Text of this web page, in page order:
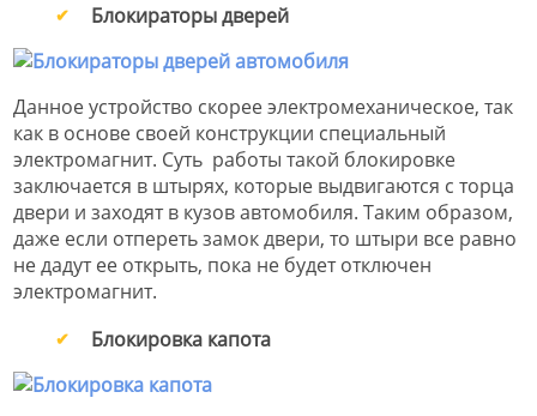
Блокираторы дверей
Данное устройство скорее электромеханическое, так
как в основе своей конструкции специальный
электромагнит. Суть работы такой блокировке
заключается в штырях, которые выдвигаются с торца
двери и заходят в кузов автомобиля. Таким образом,
даже если отпереть замок двери, то штыри все равно
не дадут ее открыть, пока не будет отключен
электромагнит.
Блокировка капота